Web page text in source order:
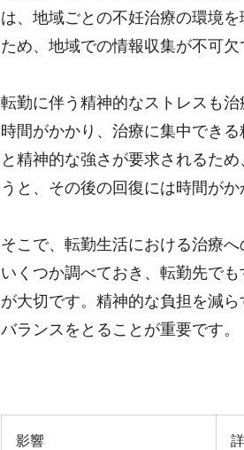
は、地域ごとの不妊治療の環境
ため、地域での情報収集が不可欠
転勤に伴う精神的なストレスも
時間がかかり、治療に集中でき
と精神的な強さが要求されるた
うと、その後の回復には時間がか
そこで、転勤生活における治療
いくつか調べておき、転勤先で
が大切です。精神的な負担を減
バランスをとることが重要です。
影響